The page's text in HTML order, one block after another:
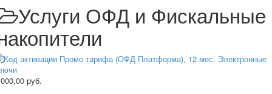
Услуги ОФД и Фискальные
руб.